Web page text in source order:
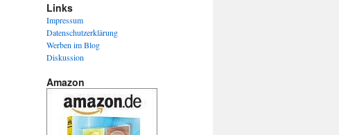
Links
Impressum
Datenschutzerklärung
Werben im Blog
Diskussion
Amazon